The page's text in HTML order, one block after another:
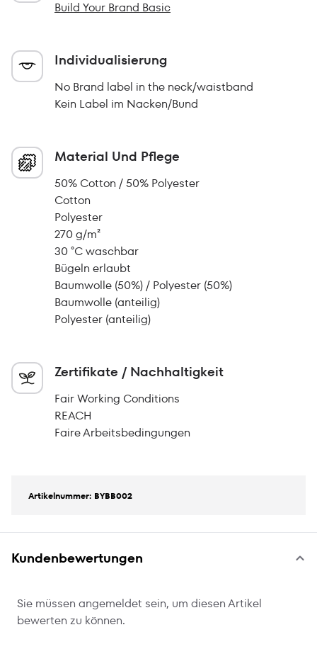
Build Your Brand Basic
Individualisierung
No Brand label in the neck/waistband
Kein Label im Nacken/Bund
Material Und Pflege
50% Cotton / 50% Polyester
Cotton
Polyester
270 g/m²
30 °C waschbar
Bügeln erlaubt
Baumwolle (50%) / Polyester (50%)
Baumwolle (anteilig)
Polyester (anteilig)
Zertifikate / Nachhaltigkeit
Fair Working Conditions
REACH
Faire Arbeitsbedingungen
Artikelnummer: BYBB002
Kundenbewertungen
Sie müssen angemeldet sein, um diesen Artikel
bewerten zu können.